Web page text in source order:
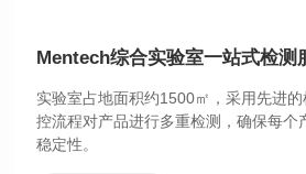
Mentech综合实验室一站式检测
稳定性。